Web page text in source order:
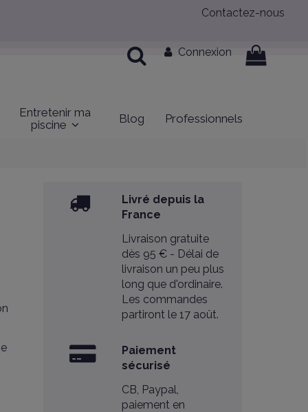
Contactez-nous
Connexion
Entretenir ma
piscine
Blog Professionnels
Livré depuis la
France
Livraison gratuite
dès 95 € - Délai de
livraison un peu plus
long que d'ordinaire.
Les commandes
partiront le 17 août.
Paiement
sécurisé
CB, Paypal,
paiement en